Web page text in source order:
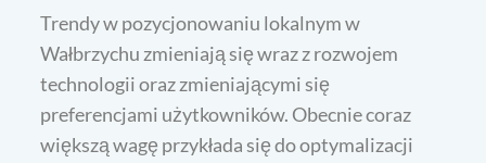
Trendy w pozycjonowaniu lokalnym w
Wałbrzychu zmieniają się wraz z rozwojem
technologii oraz zmieniającymi się
preferencjami użytkowników. Obecnie coraz
większą wagę przykłada się do optymalizacji